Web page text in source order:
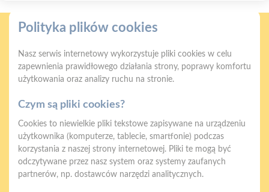
Gwarancja jakości
Zakupy w systemie
Oferujemy zakupy
Zakupy
Polityka plików cookies
Nasz serwis internetowy wykorzystuje pliki cookies w celu
zapewnienia prawidłowego działania strony, poprawy komfortu
użytkowania oraz analizy ruchu na stronie.
Czym są pliki cookies?
Cookies to niewielkie pliki tekstowe zapisywane na urządzeniu
użytkownika (komputerze, tablecie, smartfonie) podczas
korzystania z naszej strony internetowej. Pliki te mogą być
odczytywane przez nasz system oraz systemy zaufanych
partnerów, np. dostawców narzędzi analitycznych.